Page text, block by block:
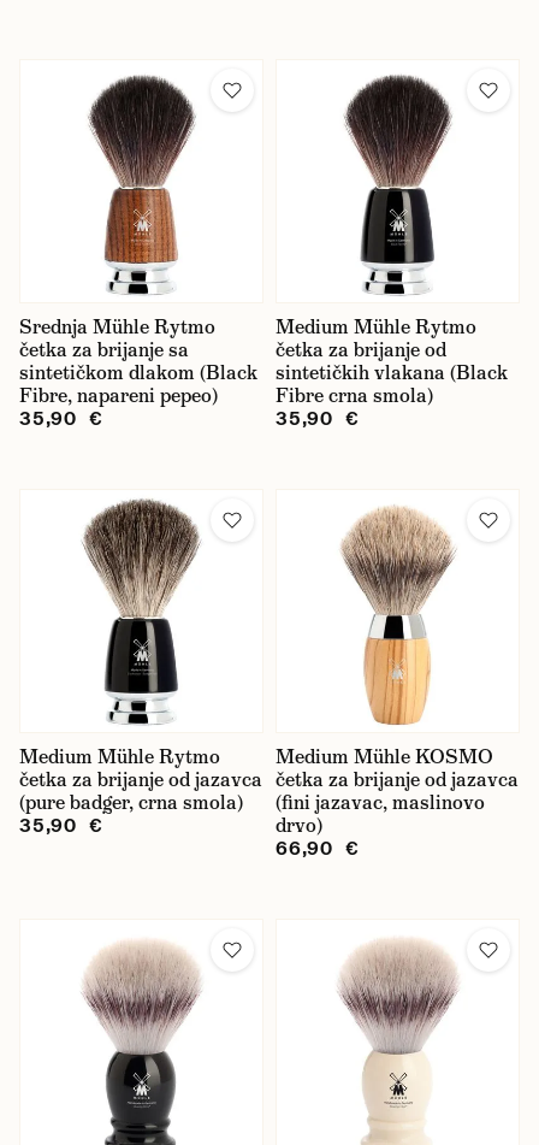
Srednja Mühle Rytmo
četka za brijanje sa
sintetičkom dlakom (Black
Fibre, napareni pepeo)
35,90 €
Medium Mühle Rytmo
četka za brijanje od
sintetičkih vlakana (Black
Fibre crna smola)
35,90 €
Medium Mühle Rytmo
četka za brijanje od jazavca
(pure badger, crna smola)
35,90 €
Medium Mühle KOSMO
četka za brijanje od jazavca
(fini jazavac, maslinovo
drvo)
66,90 €